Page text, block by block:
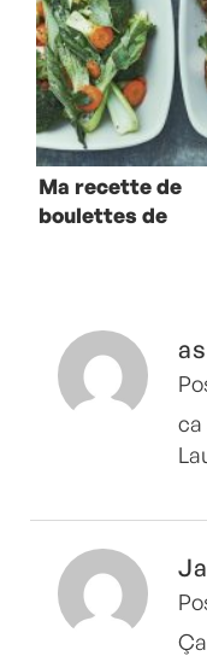
Ma recette de
boulettes de
ca